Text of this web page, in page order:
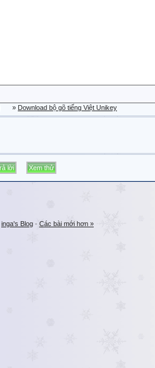
» Download bộ gõ tiếng Việt Unikey
inga's Blog · Các bài mới hơn »